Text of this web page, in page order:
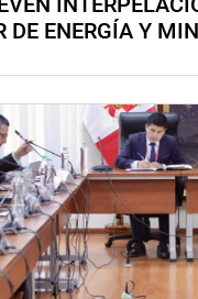
DE ENERGÍA Y